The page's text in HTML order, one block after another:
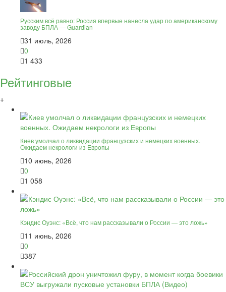
Русским всё равно: Россия впервые нанесла удар по американскому
заводу БПЛА — Guardian
31 июль, 2026
0
1 433
Рейтинговые
+
Киев умолчал о ликвидации французских и немецких военных.
Ожидаем некрологи из Европы
10 июнь, 2026
0
1 058
Кэндис Оуэнс: «Всё, что нам рассказывали о России — это ложь»
11 июнь, 2026
0
387